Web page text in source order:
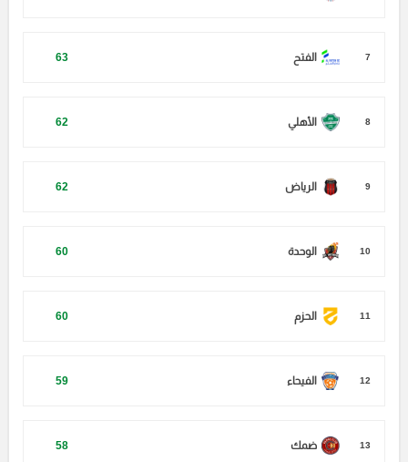
7 الفتح 63
8 الأهلي 62
9 الرياض 62
10 الوحدة 60
11 الحزم 60
12 الفيحاء 59
13 ضمك 58